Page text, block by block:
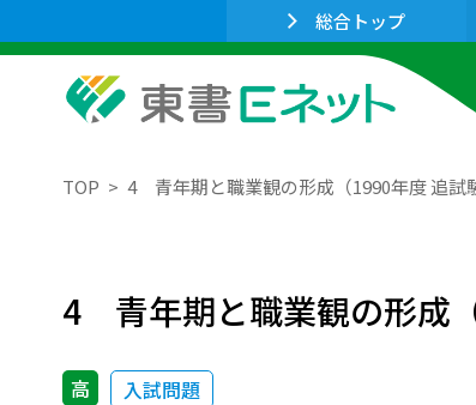
総合トップ
TOP 4 青年期と職業観の形成（1990年度 追試
4 青年期と職業観の形成
高 入試問題